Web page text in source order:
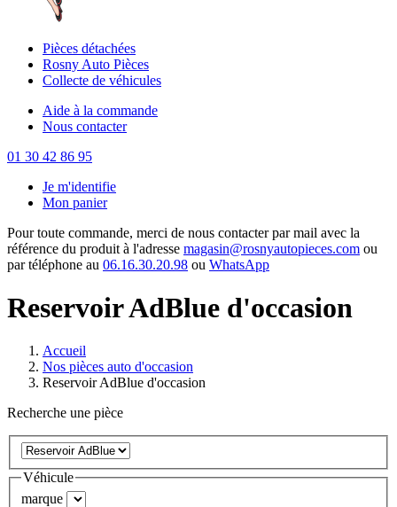
Pièces détachées
Rosny Auto Pièces
Collecte de véhicules
Aide à la commande
Nous contacter
01 30 42 86 95
Je m'identifie
Mon panier
Pour toute commande, merci de nous contacter par mail avec la
référence du produit à l'adresse magasin@rosnyautopieces.com ou
par téléphone au 06.16.30.20.98 ou WhatsApp
Reservoir AdBlue d'occasion
Accueil
Nos pièces auto d'occasion
Reservoir AdBlue d'occasion
Recherche une pièce
Véhicule
marque